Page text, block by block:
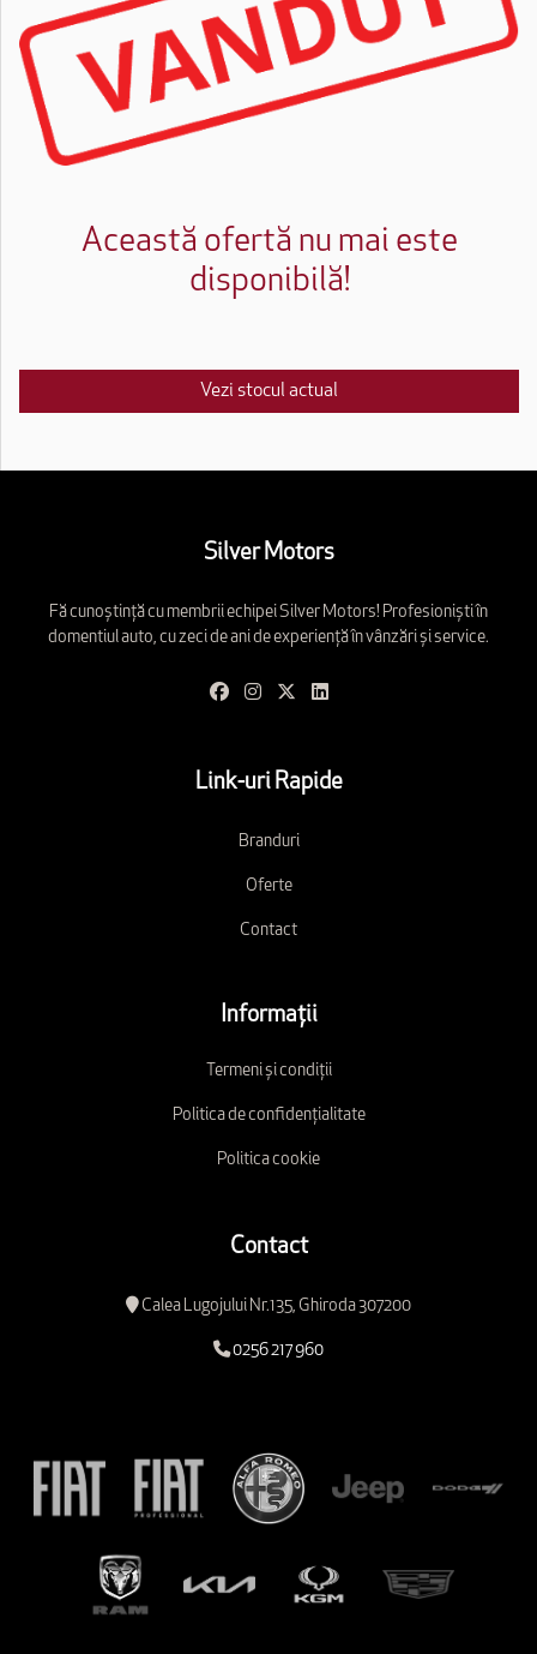
Această ofertă nu mai este
disponibilă!
Vezi stocul actual
Silver Motors
Fă cunoștință cu membrii echipei Silver Motors! Profesioniști în
domentiul auto, cu zeci de ani de experiență în vânzări și service.
Link-uri Rapide
Branduri
Oferte
Contact
Informații
Termeni și condiții
Politica de confidențialitate
Politica cookie
Contact
Calea Lugojului Nr.135, Ghiroda 307200
0256 217 960